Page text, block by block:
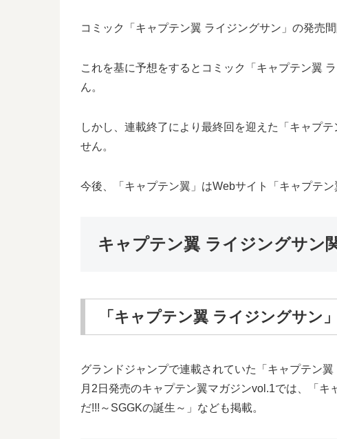
コミック「キャプテン翼 ライジングサン」の発売
これを基に予想をするとコミック「キャプテン翼
ん。
しかし、連載終了により最終回を迎えた「キャプ
せん。
今後、「キャプテン翼」はWebサイト「キャプテ
キャプテン翼 ライジングサン
「キャプテン翼 ライジングサン
グランドジャンプで連載されていた「キャプテン
月2日発売のキャプテン翼マガジンvol.1では、「
だ!!!～SGGKの誕生～」なども掲載。